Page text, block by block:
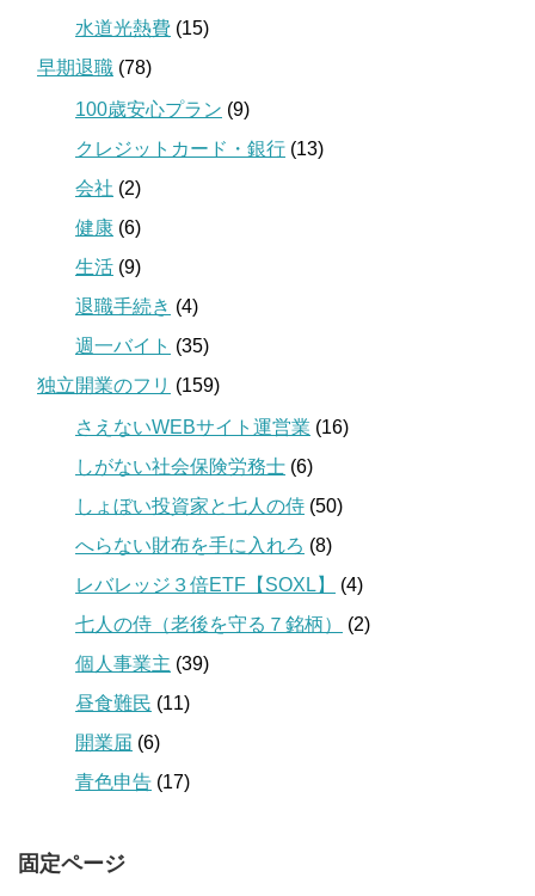
水道光熱費 (15)
早期退職 (78)
100歳安心プラン (9)
クレジットカード・銀行 (13)
会社 (2)
健康 (6)
生活 (9)
退職手続き (4)
週一バイト (35)
独立開業のフリ (159)
さえないWEBサイト運営業 (16)
しがない社会保険労務士 (6)
しょぼい投資家と七人の侍 (50)
へらない財布を手に入れろ (8)
レバレッジ３倍ETF【SOXL】
(4)
七人の侍（老後を守る７銘柄）
(2)
個人事業主 (39)
昼食難民 (11)
開業届 (6)
青色申告 (17)
固定ページ